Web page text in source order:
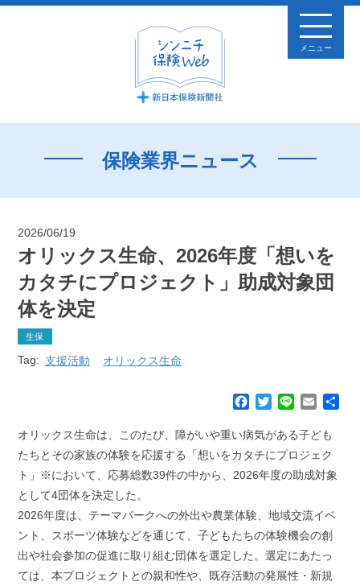
メニュー
保険業界ニュース
2026/06/19
オリックス生命、2026年度「想いを
カタチにプロジェクト」助成対象団
体を決定
生保
Tag: 支援活動 オリックス生命
c
e
o
k
T
i
t
e
n
e
E
a
オリックス生命は、このたび、障がいや重い病気がある子ども
たちとその家族の体験を応援する「想いをカタチにプロジェク
ト」※において、応募総数39件の中から、2026年度の助成対象
として4団体を決定した。
2026年度は、テーマパークへの外出や農業体験、地域交流イベ
ント、スポーツ体験などを通じて、子どもたちの体験機会の創
出や社会参加の促進に取り組む団体を選定した。選定にあたっ
ては、本プロジェクトとの親和性や、既存活動の発展性・新規